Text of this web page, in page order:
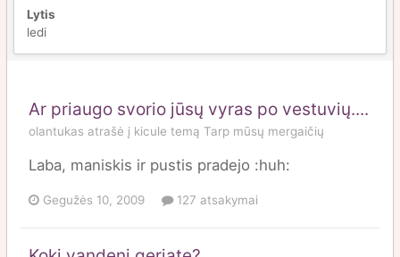
Lytis
ledi
Ar priaugo svorio jūsų vyras po vestuvių....
olantukas atrašė į kicule temą Tarp mūsų mergaičių
Laba, maniskis ir pustis pradejo :huh:
Gegužės 10, 2009 127 atsakymai